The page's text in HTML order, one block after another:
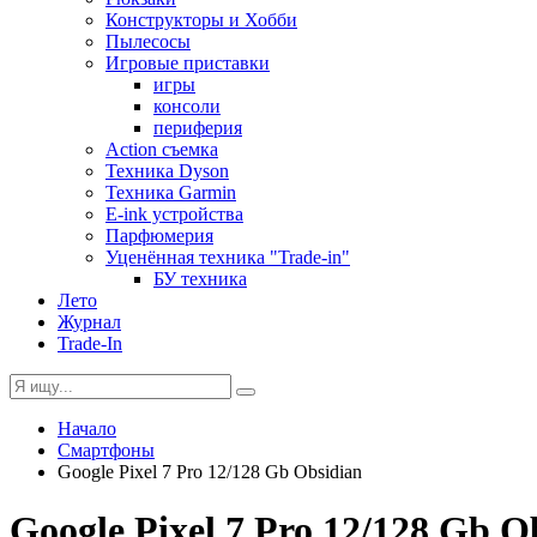
Конструкторы и Хобби
Пылесосы
Игровые приставки
игры
консоли
периферия
Action съемка
Техника Dyson
Техника Garmin
E-ink устройства
Парфюмерия
Уценённая техника "Trade-in"
БУ техника
Лето
Журнал
Trade-In
Начало
Смартфоны
Google Pixel 7 Pro 12/128 Gb Obsidian